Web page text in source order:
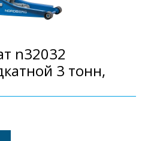
n32032
3 тонн,